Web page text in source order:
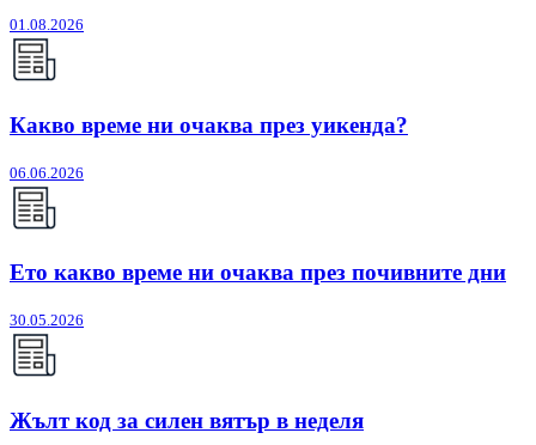
01.08.2026
Какво време ни очаква през уикенда?
06.06.2026
Ето какво време ни очаква през почивните дни
30.05.2026
Жълт код за силен вятър в неделя